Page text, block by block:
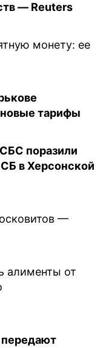
— Reuters
монету: ее
тарифы
поразили
в Херсонской
—
алименты от